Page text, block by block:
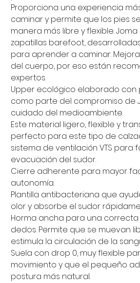
Proporciona una experiencia
caminar y permite que los pies
manera más libre y flexible.
zapatillas barefoot,
para aprender a caminar.
del cuerpo, por eso están
expertos.
Upper ecológico elaborado con
como parte del compromiso de
cuidado del medioambiente.
Este material ligero, flexible y
perfecto para este tipo de
sistema de ventilación VTS para
evacuación del sudor.
Cierre adherente para mayor
autonomía.
Plantilla antibacteriana que
olor y absorbe el sudor
Horma ancha para una
dedos. Permite que se muevan
estimula la circulación de la
Suela con drop 0, muy flexible
movimiento y que el pequeño
postura más natural.